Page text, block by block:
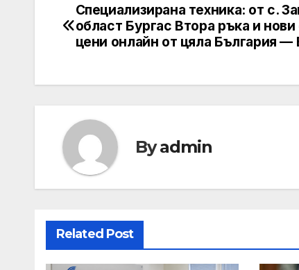
Post
navigation
Специализирана техника: от с.
област Бургас Втора ръка и
цени онлайн от цяла България —
Byadmin
Related Post